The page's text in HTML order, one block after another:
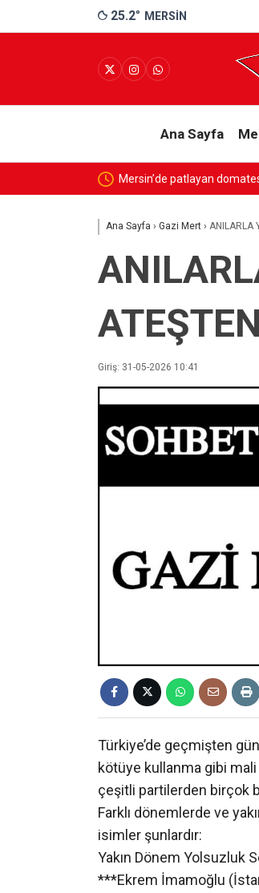
25.2° MERSIN
Ana Sayfa
Ana Sayfa › Gazi Mert › ANILARLA
Giriş: 31-05-2026 10:41
Türkiye’de geçmişten
kötüye kullanma gibi
çeşitli partilerden birçok
Farklı dönemlerde ve
isimler şunlardır:
Yakın Dönem Yolsuzluk
***Ekrem İmamoğlu